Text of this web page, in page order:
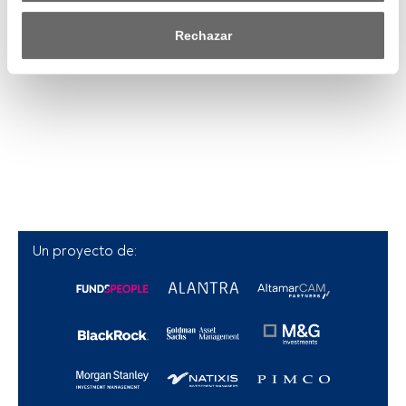
saber más, consulta nuestra política de privacidad.
datos para proporcionar:
Rechazar
Un proyecto de: